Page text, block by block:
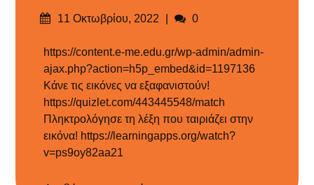
Δημοσιεύτηκε
11 Οκτωβρίου, 2022 Σχόλια
0
https://content.e-me.edu.gr/wp-admin/admin-
ajax.php?action=h5p_embed&id=1197136
Κάνε τις εικόνες να εξαφανιστούν!
https://quizlet.com/443445548/match
Πληκτρολόγησε τη λέξη που ταιριάζει στην
εικόνα! https://learningapps.org/watch?
v=ps9oy82aa21